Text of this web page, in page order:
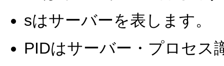
sはサーバーを表します。
PIDはサーバー・プロセス